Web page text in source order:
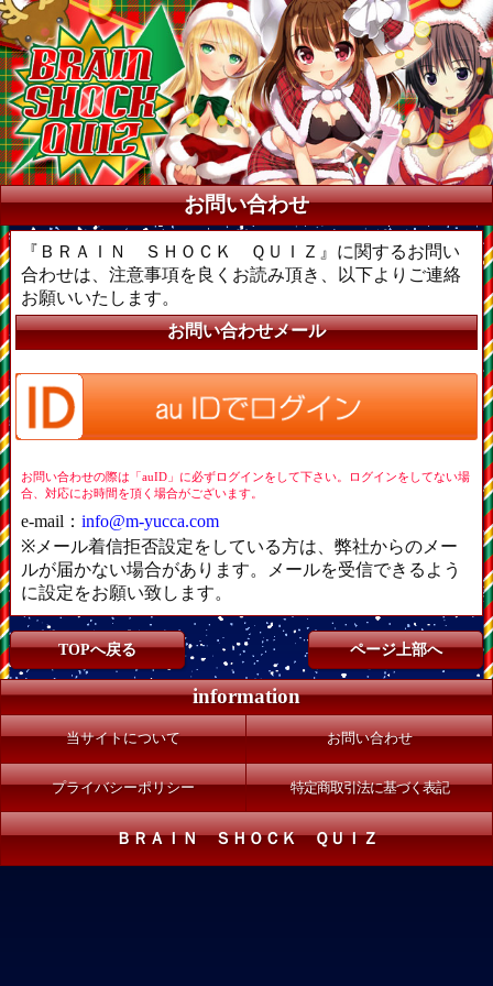
お問い合わせ
『ＢＲＡＩＮ ＳＨＯＣＫ ＱＵＩＺ』に関するお問い
合わせは、注意事項を良くお読み頂き、以下よりご連絡
お願いいたします。
お問い合わせメール
お問い合わせの際は「auID」に必ずログインをして下さい。ログインをしてない場
合、対応にお時間を頂く場合がございます。
e-mail： info@m-yucca.com
※メール着信拒否設定をしている方は、弊社からのメー
ルが届かない場合があります。メールを受信できるよう
に設定をお願い致します。
TOPへ戻る ページ上部へ
information
当サイトについて お問い合わせ
プライバシーポリシー 特定商取引法に基づく表記
ＢＲＡＩＮ ＳＨＯＣＫ ＱＵＩＺ